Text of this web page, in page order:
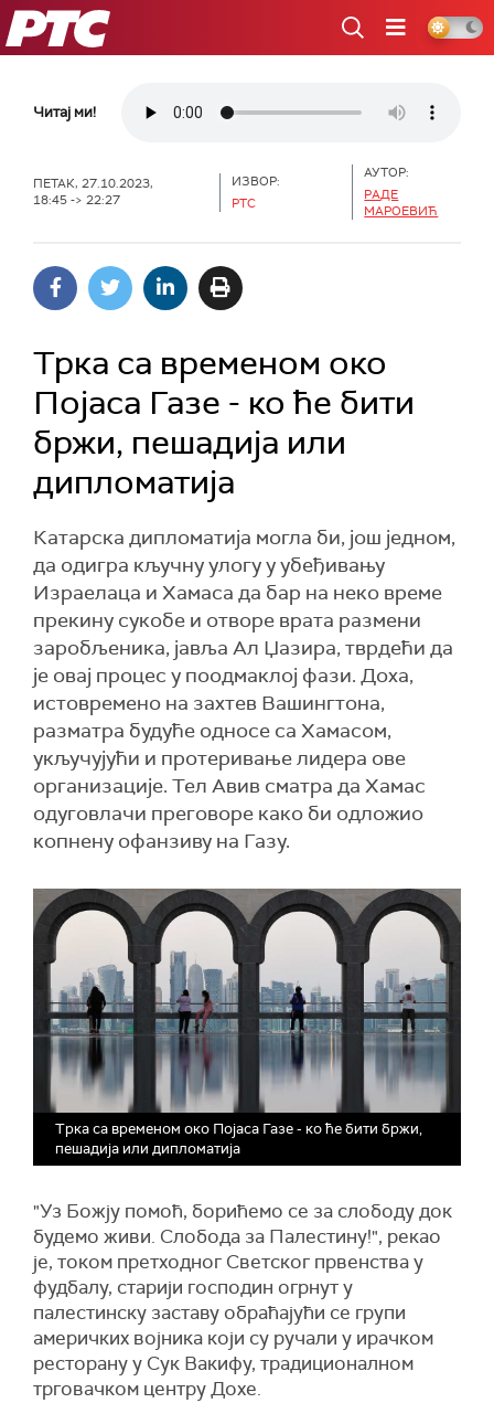
РТС
Читај ми!
ПЕТАК, 27.10.2023,
18:45 -> 22:27
ИЗВОР:
РТС
АУТОР:
РАДЕ
МАРОЕВИЋ
Трка са временом око
Појаса Газе - ко ће бити
бржи, пешадија или
дипломатија
Катарска дипломатија могла би, још једном,
да одигра кључну улогу у убеђивању
Израелаца и Хамаса да бар на неко време
прекину сукобе и отворе врата размени
заробљеника, јавља Ал Џазира, тврдећи да
је овај процес у поодмаклој фази. Доха,
истовремено на захтев Вашингтона,
разматра будуће односе са Хамасом,
укључујући и протеривање лидера ове
организације. Тел Авив сматра да Хамас
одуговлачи преговоре како би одложио
копнену офанзиву на Газу.
Трка са временом око Појаса Газе - ко ће бити бржи,
пешадија или дипломатија
"Уз Божју помоћ, борићемо се за слободу док
будемо живи. Слобода за Палестину!", рекао
је, током претходног Светског првенства у
фудбалу, старији господин огрнут у
палестинску заставу обраћајући се групи
америчких војника који су ручали у ирачком
ресторану у Сук Вакифу, традиционалном
трговачком центру Дохе.